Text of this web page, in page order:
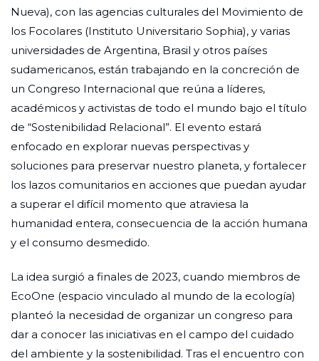
Nueva), con las agencias culturales del Movimiento de
los Focolares (Instituto Universitario Sophia), y varias
universidades de Argentina, Brasil y otros países
sudamericanos, están trabajando en la concreción de
un Congreso Internacional que reúna a líderes,
académicos y activistas de todo el mundo bajo el título
de “Sostenibilidad Relacional”. El evento estará
enfocado en explorar nuevas perspectivas y
soluciones para preservar nuestro planeta, y fortalecer
los lazos comunitarios en acciones que puedan ayudar
a superar el difícil momento que atraviesa la
humanidad entera, consecuencia de la acción humana
y el consumo desmedido.
La idea surgió a finales de 2023, cuando miembros de
EcoOne (espacio vinculado al mundo de la ecología)
planteó la necesidad de organizar un congreso para
dar a conocer las iniciativas en el campo del cuidado
del ambiente y la sostenibilidad. Tras el encuentro con